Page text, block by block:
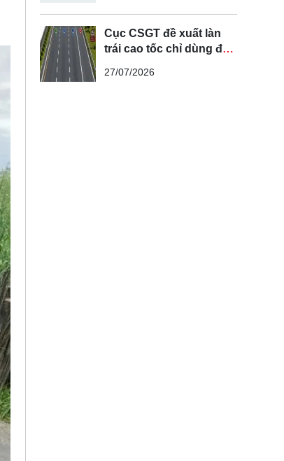
Cục CSGT đề xuất làn
trái cao tốc chỉ dùng để
tục
27/07/2026